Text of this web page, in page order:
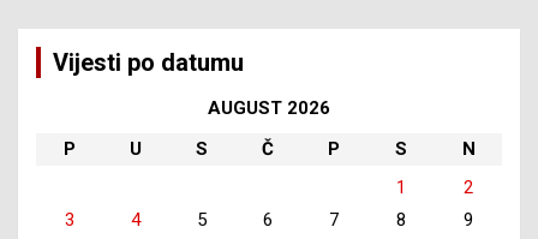
Vijesti po datumu
AUGUST 2026
P
U S Č P S
N
1
2
3
4 5 6 7 8
9